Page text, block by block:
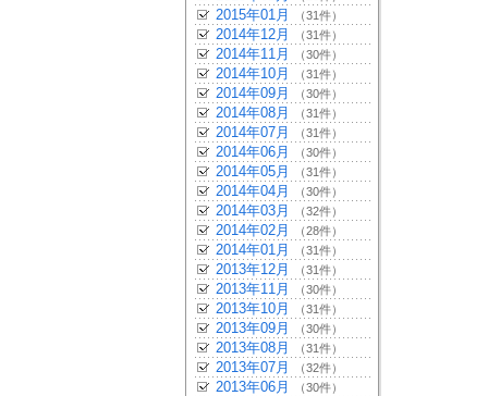
2015年01月 （31件）
2014年12月 （31件）
2014年11月 （30件）
2014年10月 （31件）
2014年09月 （30件）
2014年08月 （31件）
2014年07月 （31件）
2014年06月 （30件）
2014年05月 （31件）
2014年04月 （30件）
2014年03月 （32件）
2014年02月 （28件）
2014年01月 （31件）
2013年12月 （31件）
2013年11月 （30件）
2013年10月 （31件）
2013年09月 （30件）
2013年08月 （31件）
2013年07月 （32件）
2013年06月 （30件）